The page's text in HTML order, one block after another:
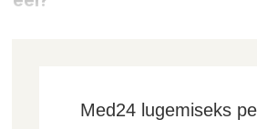
Med24 lugemiseks